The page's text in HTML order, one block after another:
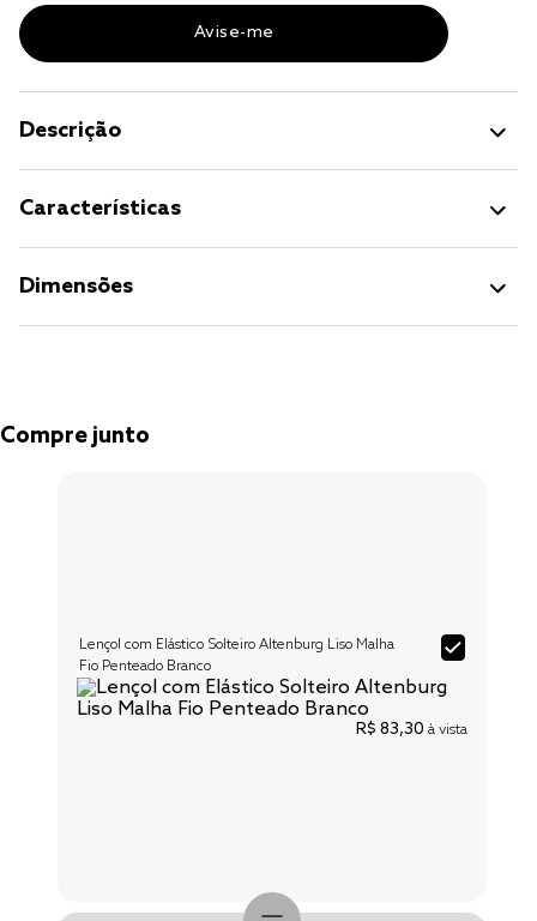
Descrição
Características
Dimensões
Compre junto
Lençol com Elástico Solteiro Altenburg Liso Malha
Fio Penteado Branco
R$ 83,30 à vista